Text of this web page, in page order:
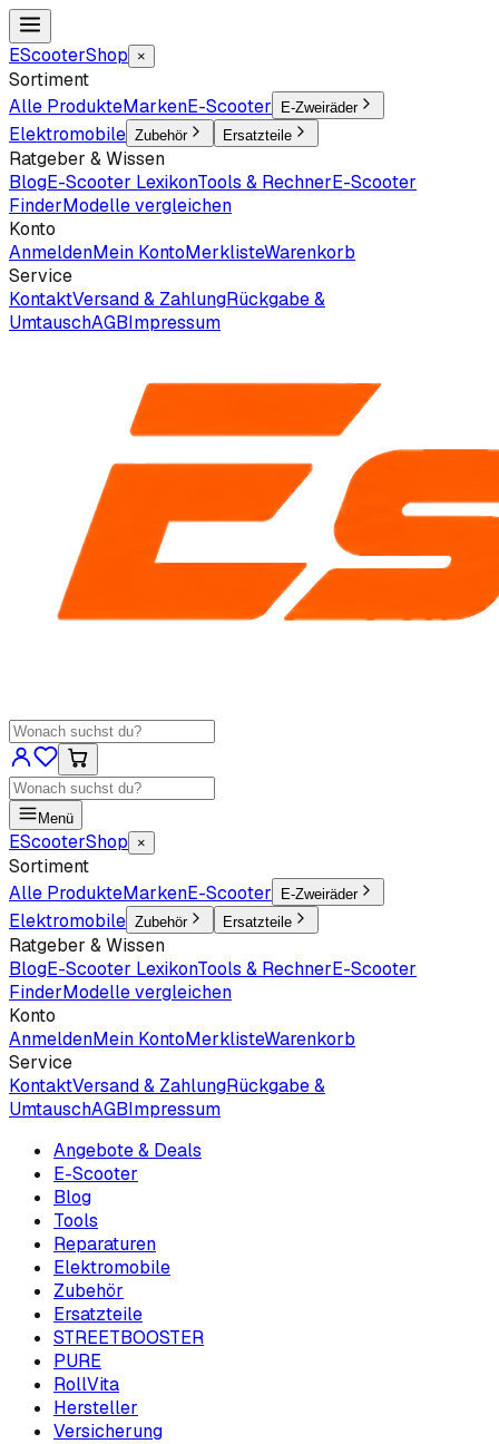
EScooterShop ×
Sortiment
Alle ProdukteMarkenE-Scooter E-Zweiräder
Elektromobile Zubehör Ersatzteile
Ratgeber & Wissen
BlogE-Scooter LexikonTools & RechnerE-Scooter
FinderModelle vergleichen
Konto
AnmeldenMein KontoMerklisteWarenkorb
Service
KontaktVersand & ZahlungRückgabe &
UmtauschAGBImpressum
Menü
EScooterShop ×
Sortiment
Alle ProdukteMarkenE-Scooter E-Zweiräder
Elektromobile Zubehör Ersatzteile
Ratgeber & Wissen
BlogE-Scooter LexikonTools & RechnerE-Scooter
FinderModelle vergleichen
Konto
AnmeldenMein KontoMerklisteWarenkorb
Service
KontaktVersand & ZahlungRückgabe &
UmtauschAGBImpressum
Angebote & Deals
E-Scooter
Blog
Tools
Reparaturen
Elektromobile
Zubehör
Ersatzteile
STREETBOOSTER
PURE
RollVita
Hersteller
Versicherung